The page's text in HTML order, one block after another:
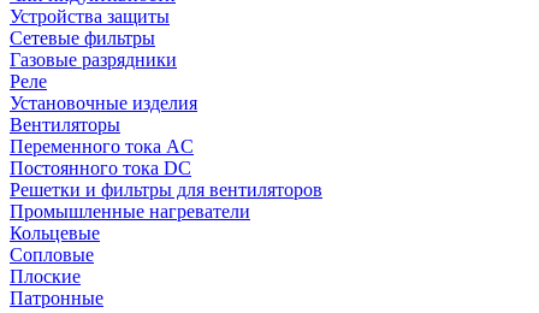
Устройства защиты
Сетевые фильтры
Газовые разрядники
Реле
Установочные изделия
Вентиляторы
Переменного тока AC
Постоянного тока DC
Решетки и фильтры для вентиляторов
Промышленные нагреватели
Кольцевые
Сопловые
Плоские
Патронные